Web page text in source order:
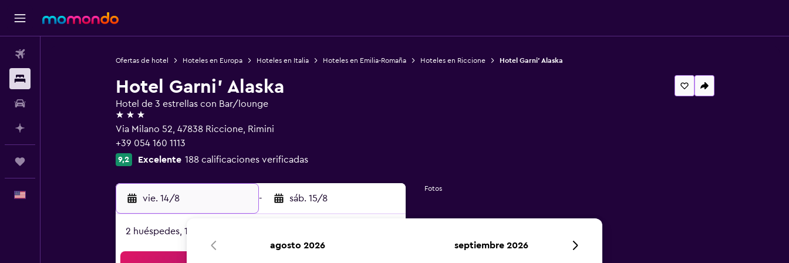
Ofertas de hotel Hoteles en Europa Hoteles en Italia Hoteles en Emilia-Romaña Hoteles en Riccione Hotel Garni' Alaska
Hotel Garni' Alaska
Hotel de 3 estrellas con Bar/lounge
3 estrellas
Via Milano 52, 47838 Riccione, Rimini
+39 054 160 1113
9,2 Excelente 188 calificaciones verificadas
vie. 14/8 - sáb. 15/8
2 huéspedes, 1 habitación
Fotos
agosto 2026 septiembre 2026